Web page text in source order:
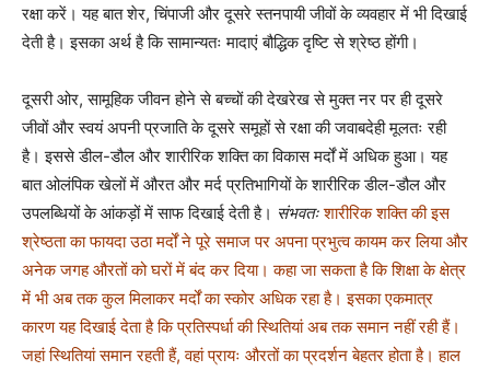
रक्षा करें। यह बात शेर, चिंपाजी और दूसरे स्तनपायी जीवों के व्यवहार में भी दिखाई
देती है। इसका अर्थ है कि सामान्यतः मादाएं बौद्धिक दृष्टि से श्रेष्ठ होंगी।
दूसरी ओर, सामूहिक जीवन होने से बच्चों की देखरेख से मुक्त नर पर ही दूसरे
जीवों और स्वयं अपनी प्रजाति के दूसरे समूहों से रक्षा की जवाबदेही मूलतः रही
है। इससे डील-डौल और शारीरिक शक्ति का विकास मर्दों में अधिक हुआ। यह
बात ओलंपिक खेलों में औरत और मर्द प्रतिभागियों के शारीरिक डील-डौल और
उपलब्धियों के आंकड़ों में साफ दिखाई देती है। संभवतःशारीरिक शक्ति की इस
श्रेष्ठता का फायदा उठा मर्दों ने पूरे समाज पर अपना प्रभुत्व कायम कर लिया और
अनेक जगह औरतों को घरों में बंद कर दिया। कहा जा सकता है कि शिक्षा के क्षेत्र
में भी अब तक कुल मिलाकर मर्दों का स्कोर अधिक रहा है। इसका एकमात्र
कारण यह दिखाई देता है कि प्रतिस्पर्धा की स्थितियां अब तक समान नहीं रही हैं।
जहां स्थितियां समान रहती हैं, वहां प्रायः औरतों का प्रदर्शन बेहतर होता है। हाल